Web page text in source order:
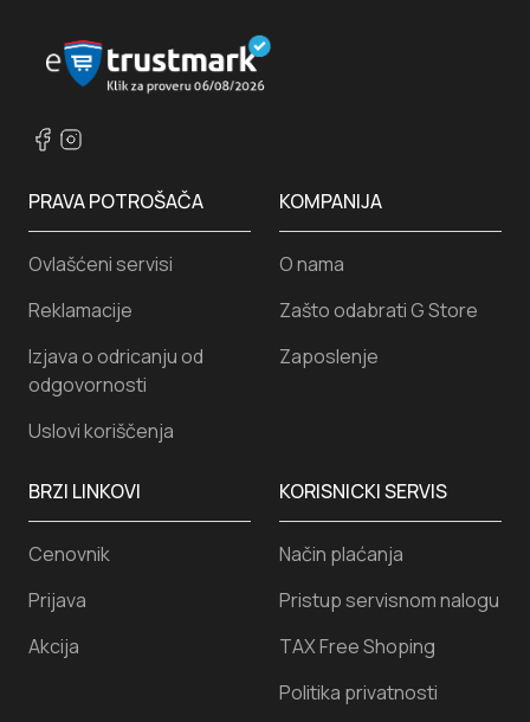
KORISNICKI SERVIS
Način plaćanja
Pristup servisnom nalogu
TAX Free Shoping
Politika privatnosti
PRAVA POTROŠAČA
Ovlašćeni servisi
Reklamacije
Izjava o odricanju od
odgovornosti
Uslovi koriščenja
KOMPANIJA
O nama
Zašto odabrati G Store
Zaposlenje
BRZI LINKOVI
Cenovnik
Prijava
Akcija